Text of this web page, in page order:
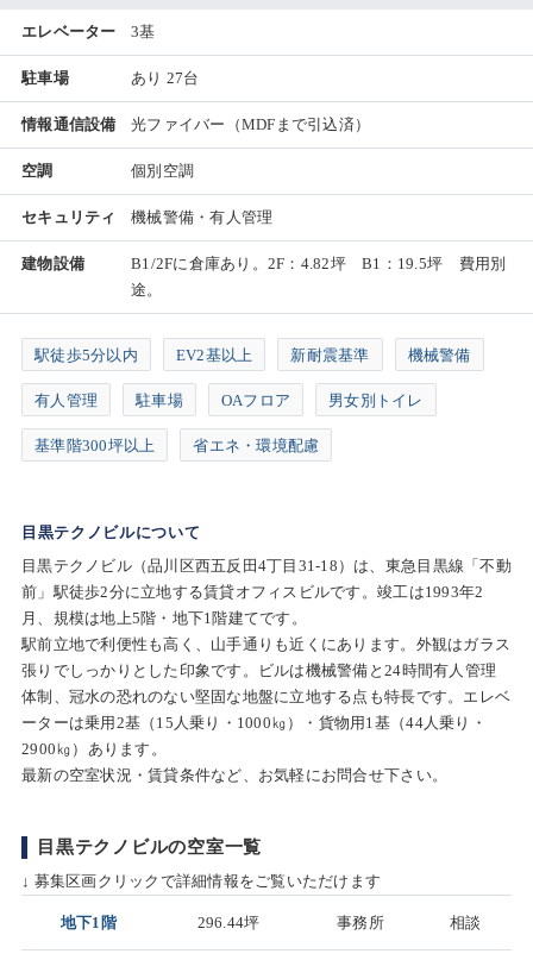
エレベーター 3基
駐車場 あり 27台
情報通信設備 光ファイバー（MDFまで引込済）
空調 個別空調
セキュリティ 機械警備・有人管理
建物設備
B1/2Fに倉庫あり。2F：4.82坪 B1：19.5坪 費用別
途。​
駅徒歩5分以内 EV2基以上 新耐震基準 機械警備
有人管理 駐車場 OAフロア 男女別トイレ
基準階300坪以上 省エネ・環境配慮
目黒テクノビルについて
目黒テクノビル（品川区西五反田4丁目31-18）は、東急目黒線「不動
前」駅徒歩2分に立地する賃貸オフィスビルです。竣工は1993年2
月、規模は地上5階・地下1階建てです。
駅前立地で利便性も高く、山手通りも近くにあります。外観はガラス
張りでしっかりとした印象です。ビルは機械警備と24時間有人管理
体制、冠水の恐れのない堅固な地盤に立地する点も特長です。エレベ
ーターは乗用2基（15人乗り・1000㎏）・貨物用1基（44人乗り・
2900㎏）あります。
最新の空室状況・賃貸条件など、お気軽にお問合せ下さい。
目黒テクノビルの空室一覧
↓ 募集区画クリックで詳細情報をご覧いただけます
地下1階 296.44坪 事務所 相談